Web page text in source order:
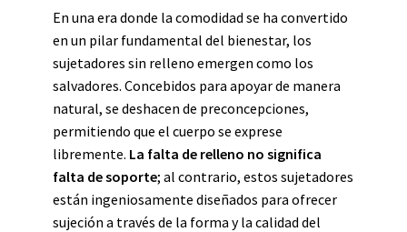
En una era donde la comodidad se ha convertido
en un pilar fundamental del bienestar, los
sujetadores sin relleno emergen como los
salvadores. Concebidos para apoyar de manera
natural, se deshacen de preconcepciones,
permitiendo que el cuerpo se exprese
libremente. La falta de relleno no significa
falta de soporte; al contrario, estos sujetadores
están ingeniosamente diseñados para ofrecer
sujeción a través de la forma y la calidad del